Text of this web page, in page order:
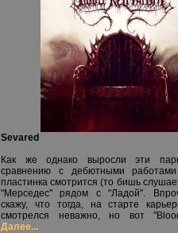
Sevared
Как же однако выросли эти
сравнению с дебютными
пластинка смотрится (то бишь
"Мерседес" рядом с "Ладой".
скажу, что тогда, на старте
смотрелся неважно, но вот
Далее...